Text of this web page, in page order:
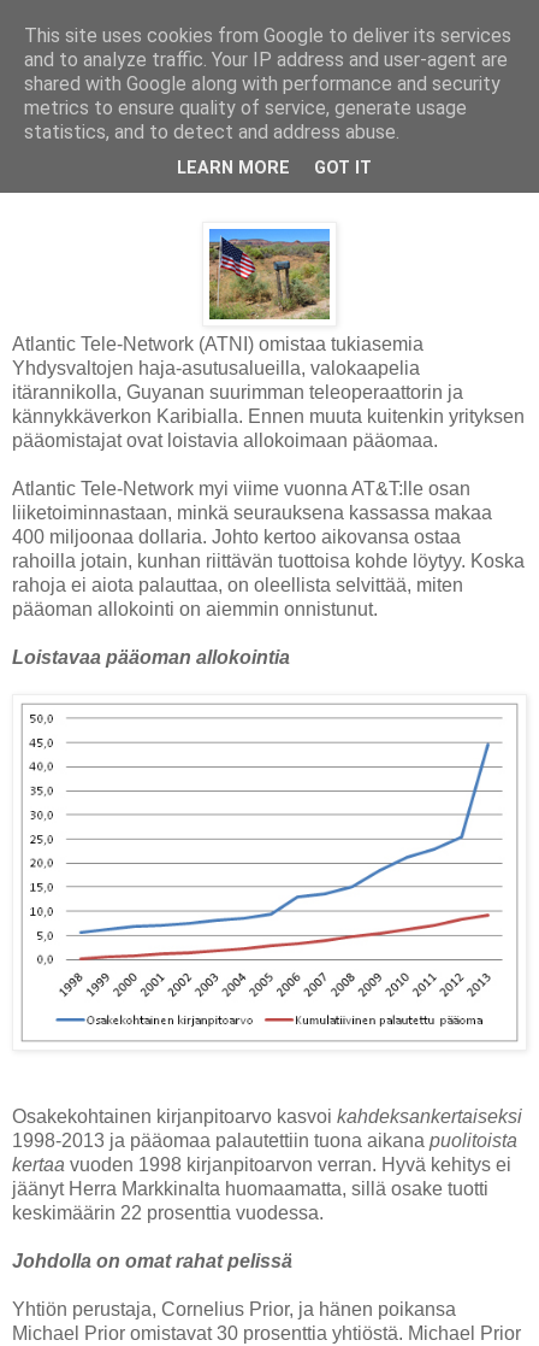
Sijoitin amerikkalaiseen teleoperaattoriin
Atlantic Tele-Network (ATNI) omistaa tukiasemia
Yhdysvaltojen haja-asutusalueilla, valokaapelia
itärannikolla, Guyanan suurimman teleoperaattorin ja
kännykkäverkon Karibialla. Ennen muuta kuitenkin yrityksen
pääomistajat ovat loistavia allokoimaan pääomaa.
Atlantic Tele-Network myi viime vuonna AT&T:lle osan
liiketoiminnastaan, minkä seurauksena kassassa makaa
400 miljoonaa dollaria. Johto kertoo aikovansa ostaa
rahoilla jotain, kunhan riittävän tuottoisa kohde löytyy. Koska
rahoja ei aiota palauttaa, on oleellista selvittää, miten
pääoman allokointi on aiemmin onnistunut.
Loistavaa pääoman allokointia
Osakekohtainen kirjanpitoarvo kasvoi kahdeksankertaiseksi
1998-2013 ja pääomaa palautettiin tuona aikana puolitoista
kertaa vuoden 1998 kirjanpitoarvon verran. Hyvä kehitys ei
jäänyt Herra Markkinalta huomaamatta, sillä osake tuotti
keskimäärin 22 prosenttia vuodessa.
Johdolla on omat rahat pelissä
Yhtiön perustaja, Cornelius Prior, ja hänen poikansa
Michael Prior omistavat 30 prosenttia yhtiöstä. Michael Prior
This site uses cookies from Google to deliver its services
and to analyze traffic. Your IP address and user-agent are
shared with Google along with performance and security
metrics to ensure quality of service, generate usage
statistics, and to detect and address abuse.
LEARN MORE GOT IT